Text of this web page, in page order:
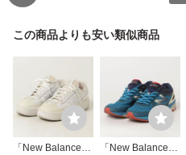
この商品よりも安い類似商品
「New Balance」
「New Balance」